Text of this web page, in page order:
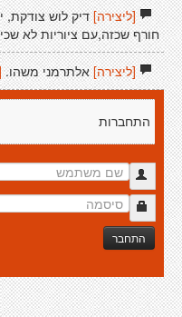
[ליצירה]דיק לוש צודקת,
חורף שכזה,עם ציוריות לא
[ליצירה]אלתרמני משהו.
התחברות
התחבר